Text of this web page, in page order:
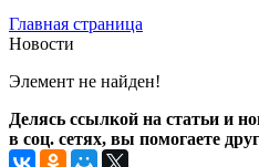
Главная страница
Новости
Элемент не найден!
Делясь ссылкой на статьи и
в соц. сетях, вы помогаете